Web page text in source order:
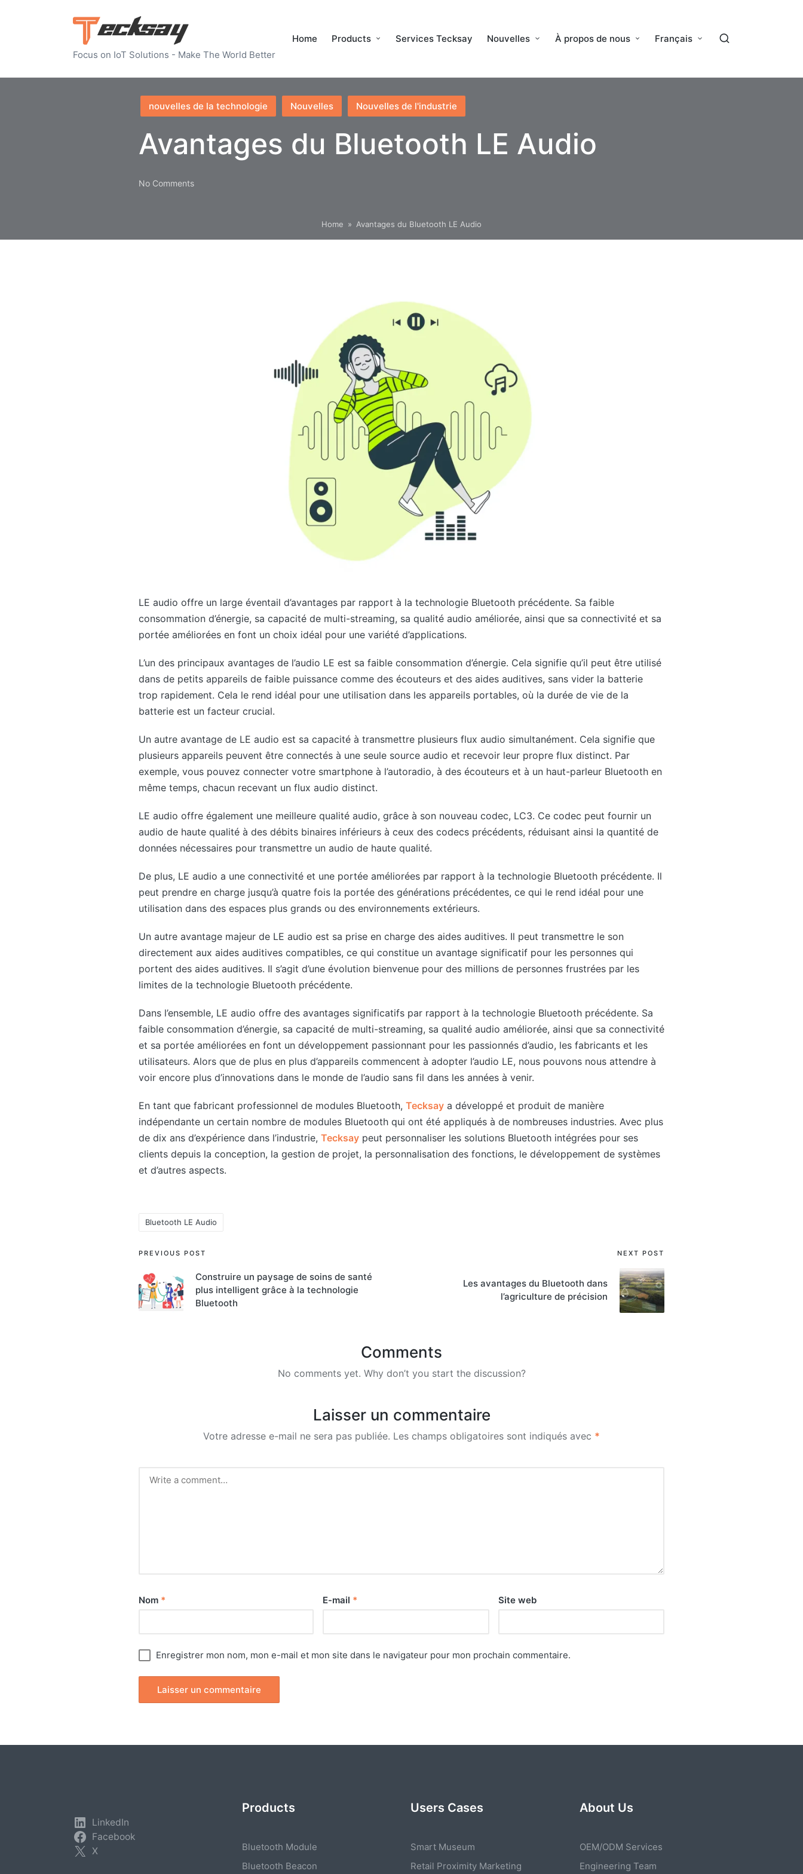
Focus on IoT Solutions - Make The World Better
Home Products Services Tecksay Nouvelles À propos de nous Français
Posted
in
nouvelles de la technologie Nouvelles Nouvelles de l'industrie
Avantages du Bluetooth LE Audio
No Comments
Home » Avantages du Bluetooth LE Audio
LE audio offre un large éventail d’avantages par rapport à la technologie Bluetooth précédente. Sa faible
consommation d’énergie, sa capacité de multi-streaming, sa qualité audio améliorée, ainsi que sa connectivité et sa
portée améliorées en font un choix idéal pour une variété d’applications.
L’un des principaux avantages de l’audio LE est sa faible consommation d’énergie. Cela signifie qu’il peut être utilisé
dans de petits appareils de faible puissance comme des écouteurs et des aides auditives, sans vider la batterie
trop rapidement. Cela le rend idéal pour une utilisation dans les appareils portables, où la durée de vie de la
batterie est un facteur crucial.
Un autre avantage de LE audio est sa capacité à transmettre plusieurs flux audio simultanément. Cela signifie que
plusieurs appareils peuvent être connectés à une seule source audio et recevoir leur propre flux distinct. Par
exemple, vous pouvez connecter votre smartphone à l’autoradio, à des écouteurs et à un haut-parleur Bluetooth en
même temps, chacun recevant un flux audio distinct.
LE audio offre également une meilleure qualité audio, grâce à son nouveau codec, LC3. Ce codec peut fournir un
audio de haute qualité à des débits binaires inférieurs à ceux des codecs précédents, réduisant ainsi la quantité de
données nécessaires pour transmettre un audio de haute qualité.
De plus, LE audio a une connectivité et une portée améliorées par rapport à la technologie Bluetooth précédente. Il
peut prendre en charge jusqu’à quatre fois la portée des générations précédentes, ce qui le rend idéal pour une
utilisation dans des espaces plus grands ou des environnements extérieurs.
Un autre avantage majeur de LE audio est sa prise en charge des aides auditives. Il peut transmettre le son
directement aux aides auditives compatibles, ce qui constitue un avantage significatif pour les personnes qui
portent des aides auditives. Il s’agit d’une évolution bienvenue pour des millions de personnes frustrées par les
limites de la technologie Bluetooth précédente.
Dans l’ensemble, LE audio offre des avantages significatifs par rapport à la technologie Bluetooth précédente. Sa
faible consommation d’énergie, sa capacité de multi-streaming, sa qualité audio améliorée, ainsi que sa connectivité
et sa portée améliorées en font un développement passionnant pour les passionnés d’audio, les fabricants et les
utilisateurs. Alors que de plus en plus d’appareils commencent à adopter l’audio LE, nous pouvons nous attendre à
voir encore plus d’innovations dans le monde de l’audio sans fil dans les années à venir.
En tant que fabricant professionnel de modules Bluetooth, Tecksay a développé et produit de manière
indépendante un certain nombre de modules Bluetooth qui ont été appliqués à de nombreuses industries. Avec plus
de dix ans d’expérience dans l’industrie, Tecksay peut personnaliser les solutions Bluetooth intégrées pour ses
clients depuis la conception, la gestion de projet, la personnalisation des fonctions, le développement de systèmes
et d’autres aspects.
Tags:
Bluetooth LE Audio
Post
navigation
PREVIOUS POST
Construire un paysage de soins de santé
plus intelligent grâce à la technologie
Bluetooth
NEXT POST
Les avantages du Bluetooth dans
l’agriculture de précision
Comments
No comments yet. Why don’t you start the discussion?
Laisser un commentaire
Votre adresse e-mail ne sera pas publiée. Les champs obligatoires sont indiqués avec *
Nom * E-mail * Site web
Enregistrer mon nom, mon e-mail et mon site dans le navigateur pour mon prochain commentaire.
LinkedIn
Facebook
X
Products
Bluetooth Module
Bluetooth Beacon
Users Cases
Smart Museum
Retail Proximity Marketing
About Us
OEM/ODM Services
Engineering Team